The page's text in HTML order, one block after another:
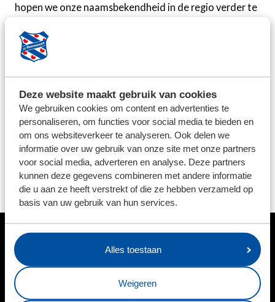
Deze website maakt gebruik van cookies
We gebruiken cookies om content en advertenties te
personaliseren, om functies voor social media te bieden en
om ons websiteverkeer te analyseren. Ook delen we
informatie over uw gebruik van onze site met onze partners
voor social media, adverteren en analyse. Deze partners
kunnen deze gegevens combineren met andere informatie
die u aan ze heeft verstrekt of die ze hebben verzameld op
basis van uw gebruik van hun services.
Alles toestaan
Weigeren
hopen we onze naamsbekendheid in de regio verder te
ontmoeten en vooral te genieten van prachtig voetbal
in het Abe Lenstra stadion."
dat de Friese club mooie wedstrijden op de mat legde,
vertelt Van Dijk met een knipoog. "Als oud-spelers van
FC Groningen was sc Heerenveen misschien niet de
meest voor de hand liggende keuze om sponsor van te
worden. Toch maakten de gesprekken met de club
zoveel indruk dat de beslissing snel was genomen. Het
voelt als de perfecte match."
HOOFDSPONSOR